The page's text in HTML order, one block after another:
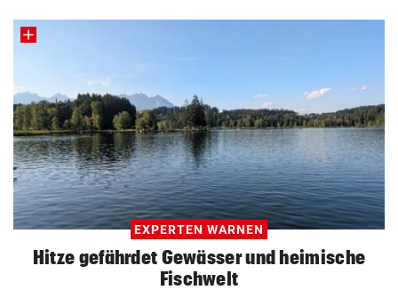
EXPERTEN WARNEN
Hitze gefährdet Gewässer und heimische
Fischwelt